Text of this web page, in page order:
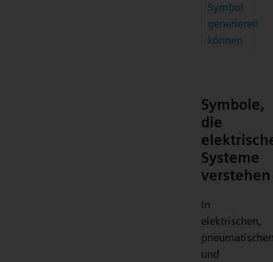
Symbol
generieren
können
Symbole,
die
Systeme
verstehen
In
elektrischen,
und